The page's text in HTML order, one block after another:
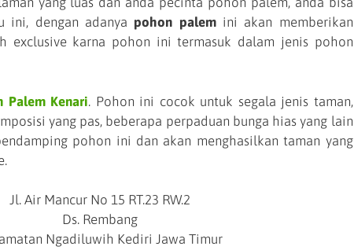
ini, dengan adanya pohon palemini akan memberikan
exclusive karna pohon ini termasuk dalam jenis pohon
Palem Kenari. Pohon ini cocok untuk segala jenis taman,
yang pas, beberapa perpaduan bunga hias yang lain
pohon ini dan akan menghasilkan taman yang
Jl. Air Mancur No 15 RT.23 RW.2
Ds. Rembang
Ngadiluwih Kediri Jawa Timur